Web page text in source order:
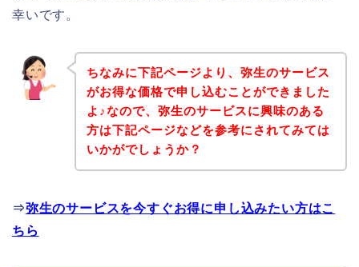
幸いです。
ちなみに下記ページより、弥生のサービス
がお得な価格で申し込むことができました
よ♪なので、弥生のサービスに興味のある
方は下記ページなどを参考にされてみては
いかがでしょうか？
⇒弥生のサービスを今すぐお得に申し込みたい方はこ
ちら